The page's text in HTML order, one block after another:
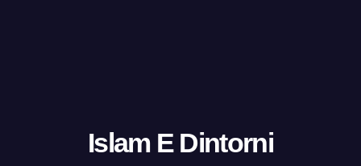
Islam E Dintorni